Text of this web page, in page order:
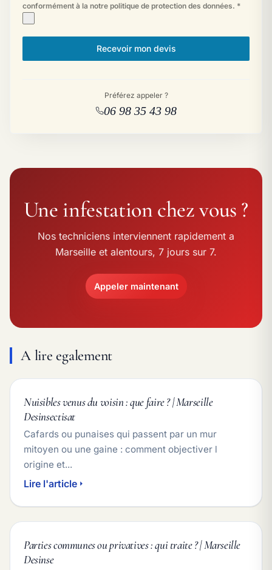
conformément à la notre politique de protection des données. *
Recevoir mon devis
Préférez appeler ?
06 98 35 43 98
Une infestation chez vous ?
Nos techniciens interviennent rapidement a
Marseille et alentours, 7 jours sur 7.
Appeler maintenant
A lire egalement
Nuisibles venus du voisin : que faire ? | Marseille
Desinsectisat
Cafards ou punaises qui passent par un mur
mitoyen ou une gaine : comment objectiver l
origine et...
Lire l'article
Parties communes ou privatives : qui traite ? | Marseille
Desinse